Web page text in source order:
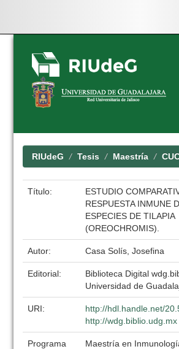
Skip
navigation
RIUdeG Tesis Maestría
Título:
ESTUDIO
RESPUESTA INMUNE
ESPECIES DE TILAPIA
(OREOCHROMIS).
Autor: Casa Solís, Josefina
Editorial:
Biblioteca Digital
Universidad de
URI:
http://hdl.handle.net/
http://wdg.biblio.udg.mx
Programa
Maestría en